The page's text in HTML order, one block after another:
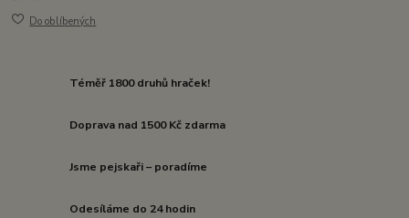
Do oblíbených
Téměř 1800 druhů hraček!
Doprava nad 1500 Kč zdarma
Jsme pejskaři – poradíme
Odesíláme do 24 hodin